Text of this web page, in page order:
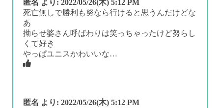
匿名 より: 2022/05/26(木) 5:12 PM
死亡無しで勝利も努なら行けると思うんだけどな
あ
拗らせ婆さん呼ばわりは笑っちゃったけど努らし
くて好き
やっぱユニスかわいいな…
匿名 より: 2022/05/26(木) 5:12 PM